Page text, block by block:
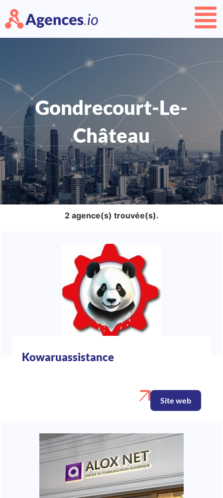
Gondrecourt-Le-
Château
2 agence(s) trouvée(s).
Kowaruassistance
Site web